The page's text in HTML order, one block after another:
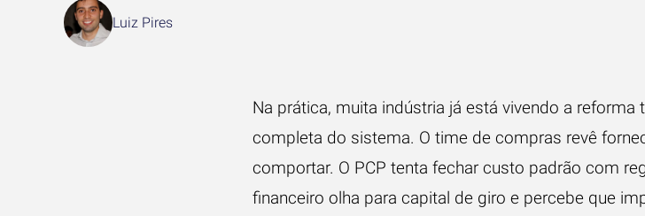
Luiz Pires
Na prática, muita indústria já está vivendo a
completa do sistema. O time de compras revê
comportar. O PCP tenta fechar custo padrão com
financeiro olha para capital de giro e percebe que